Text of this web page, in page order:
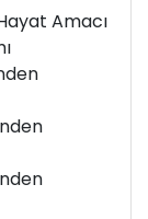
Amacı